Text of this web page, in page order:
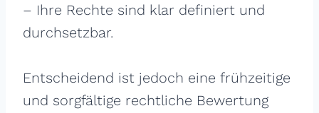
– Ihre Rechte sind klar definiert und
durchsetzbar.
Entscheidend ist jedoch eine frühzeitige
und sorgfältige rechtliche Bewertung